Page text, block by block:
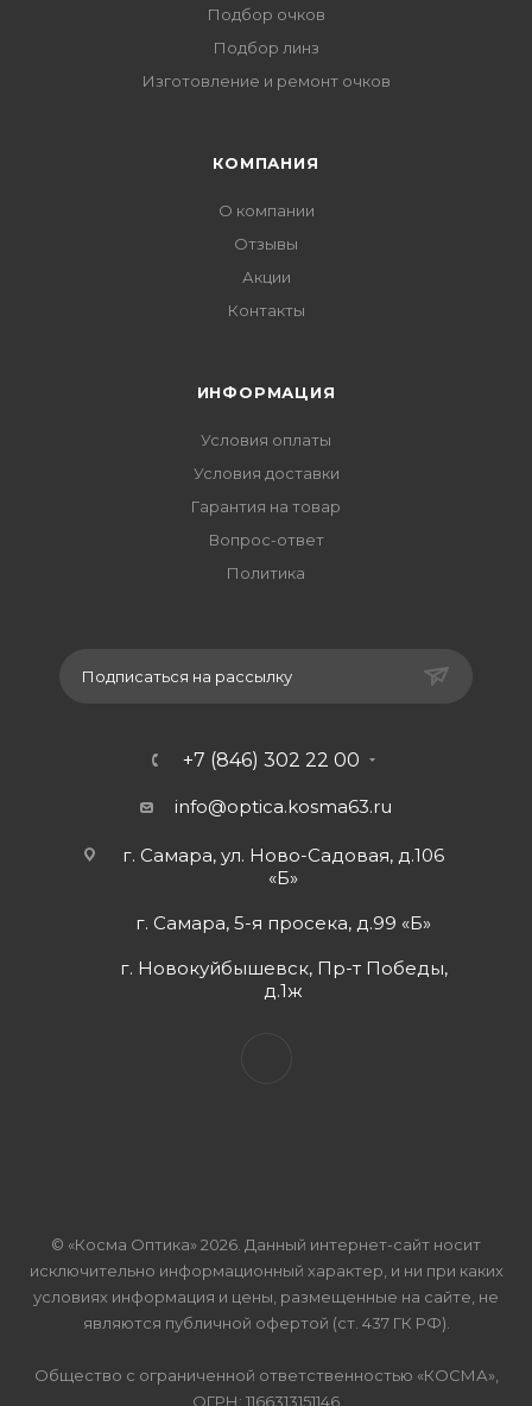
Подбор очков
Подбор линз
Изготовление и ремонт очков
КОМПАНИЯ
О компании
Отзывы
Акции
Контакты
ИНФОРМАЦИЯ
Условия оплаты
Условия доставки
Гарантия на товар
Вопрос-ответ
Политика
Подписаться на рассылку
+7 (846) 302 22 00
info@optica.kosma63.ru
г. Самара, ул. Ново-Садовая, д.106
«Б»
г. Самара, 5-я просека, д.99 «Б»
г. Новокуйбышевск, Пр-т Победы,
д.1ж
© «Косма Оптика» 2026. Данный интернет-сайт носит
исключительно информационный характер, и ни при каких
условиях информация и цены, размещенные на сайте, не
являются публичной офертой (ст. 437 ГК РФ).
Общество с ограниченной ответственностью «КОСМА»,
ОГРН: 1166313151146